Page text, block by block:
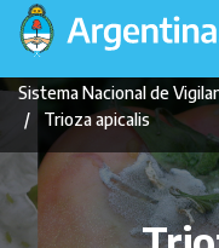
Pasar
contenido
principal
Navegación
principal
Sistema Nacional de
Trioza apicalis